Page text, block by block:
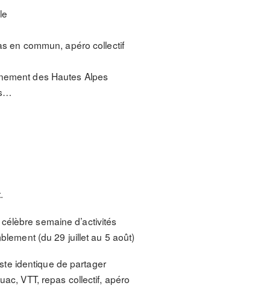
en commun, apéro collectif
des Hautes Alpes
.
semaine d’activités
(du 29 juillet au 5 août)
identique de partager
VTT, repas collectif, apéro